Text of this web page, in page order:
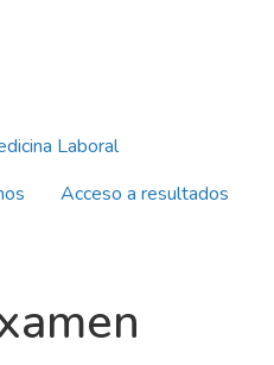
Laboral
Acceso a resultados